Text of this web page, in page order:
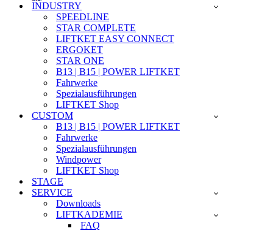
INDUSTRY
SPEEDLINE
STAR COMPLETE
LIFTKET EASY CONNECT
ERGOKET
STAR ONE
B13 | B15 | POWER LIFTKET
Fahrwerke
Spezialausführungen
LIFTKET Shop
CUSTOM
B13 | B15 | POWER LIFTKET
Fahrwerke
Spezialausführungen
Windpower
LIFTKET Shop
STAGE
SERVICE
Downloads
LIFTKADEMIE
FAQ